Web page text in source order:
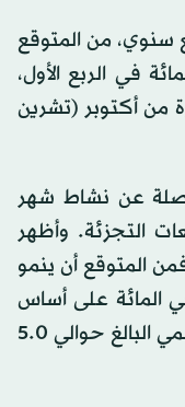
سنوي، من المتوقع
بنسبة 1.4 في المائة في الربع الأول،
الفترة من أكتوبر (تشرين
عن نشاط شهر
التجزئة. وأظهر
أنه بالنسبة لعام 2024، فمن المتوقع أن ينمو
بوتيرة ضعيفة تبلغ 4.6 في المائة على أساس
سنوي، وهو ما يقل عن الهدف الرسمي البالغ حوالي 5.0